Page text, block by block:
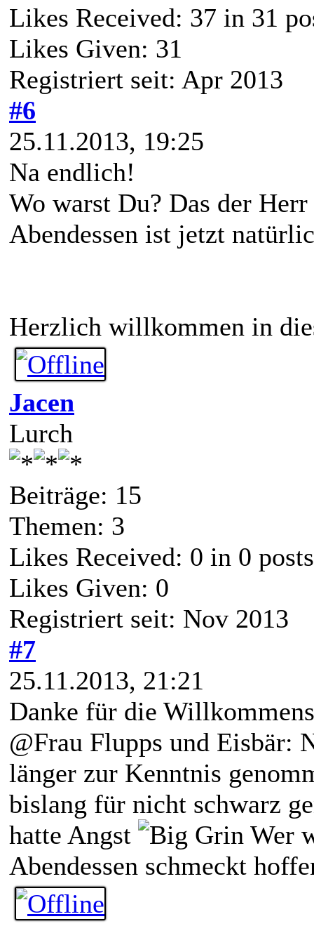
Likes Received: 37 in 31
Likes Given: 31
Registriert seit: Apr 2013
#6
25.11.2013, 19:25
Na endlich!
Wo warst Du? Das der
Abendessen ist jetzt
Herzlich willkommen in
Jacen
Lurch
Beiträge: 15
Themen: 3
Likes Received: 0 in 0 posts
Likes Given: 0
Registriert seit: Nov 2013
#7
25.11.2013, 21:21
Danke für die
@Frau Flupps und Eisbär:
länger zur Kenntnis
bislang für nicht schwarz
hatte Angst
Wer
Abendessen schmeckt